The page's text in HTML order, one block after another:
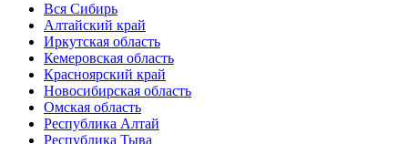
Вся Сибирь
Алтайский край
Иркутская область
Кемеровская область
Красноярский край
Новосибирская область
Омская область
Республика Алтай
Республика Тыва